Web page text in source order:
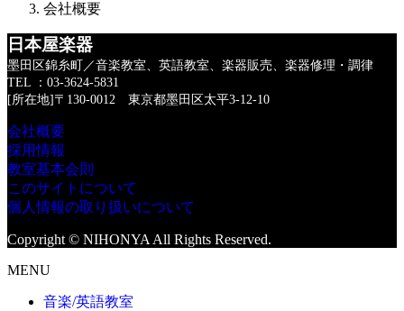
会社概要
日本屋楽器
墨田区錦糸町／音楽教室、英語教室、楽器販売、楽器修理・調律
TEL ：03-3624-5831
[所在地]〒130-0012 東京都墨田区太平3-12-10
会社概要
採用情報
教室基本会則
このサイトについて
個人情報の取り扱いについて
Copyright © NIHONYA All Rights Reserved.
MENU
音楽/英語教室